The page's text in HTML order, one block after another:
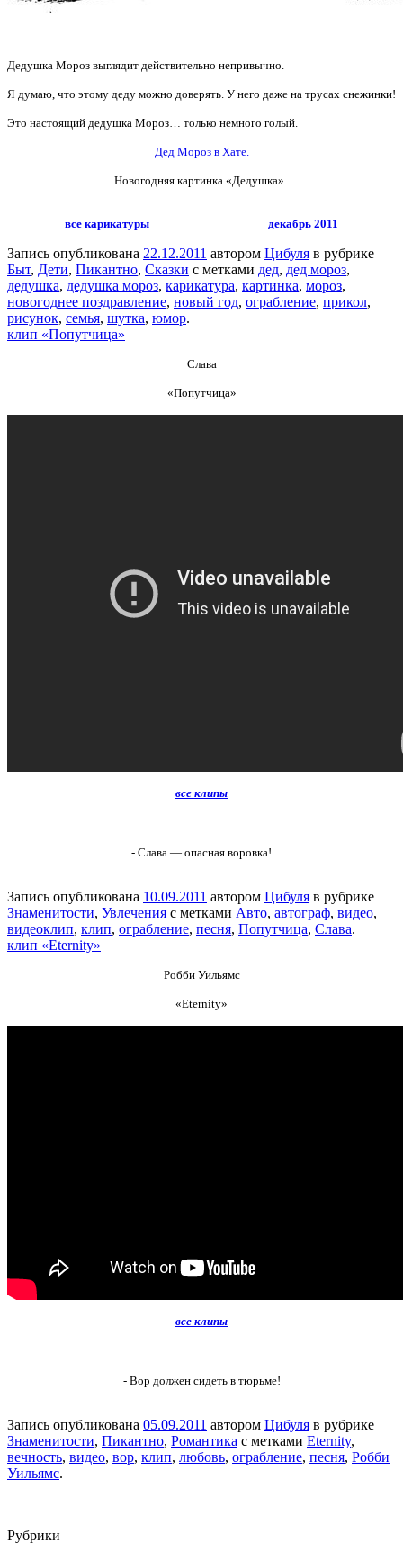
Дедушка Мороз выглядит действительно непривычно.
Я думаю, что этому деду можно доверять. У него даже на трусах снежинки!
Это настоящий дедушка Мороз… только немного голый.
Дед Мороз в Хате.
Новогодняя картинка «Дедушка».
все карикатуры декабрь 2011
Запись опубликована 22.12.2011 автором Цибуля в рубрике
Быт, Дети, Пикантно, Сказки с метками дед, дед мороз,
дедушка, дедушка мороз, карикатура, картинка, мороз,
новогоднее поздравление, новый год, ограбление, прикол,
рисунок, семья, шутка, юмор.
клип «Попутчица»
Слава
«Попутчица»
все клипы
- Слава — опасная воровка!
Запись опубликована 10.09.2011 автором Цибуля в рубрике
Знаменитости, Увлечения с метками Авто, автограф, видео,
видеоклип, клип, ограбление, песня, Попутчица, Слава.
клип «Eternity»
Робби Уильямс
«Eternity»
все клипы
- Вор должен сидеть в тюрьме!
Запись опубликована 05.09.2011 автором Цибуля в рубрике
Знаменитости, Пикантно, Романтика с метками Eternity,
вечность, видео, вор, клип, любовь, ограбление, песня, Робби
Уильямс.
Рубрики